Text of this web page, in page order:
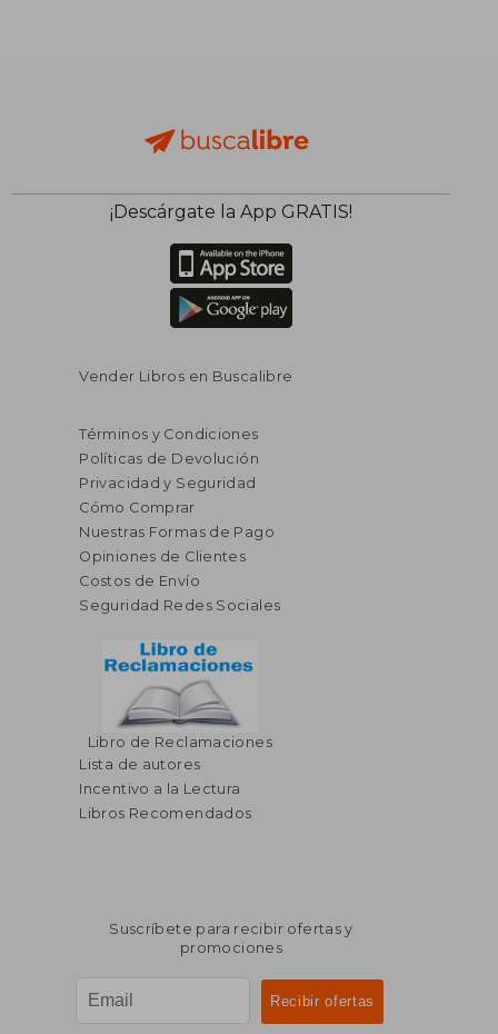
¡Descárgate la App GRATIS!
Vender Libros en Buscalibre
Términos y Condiciones
Políticas de Devolución
Privacidad y Seguridad
Cómo Comprar
Nuestras Formas de Pago
Opiniones de Clientes
Costos de Envío
Seguridad Redes Sociales
Libro de Reclamaciones
Lista de autores
Incentivo a la Lectura
Libros Recomendados
Suscríbete para recibir ofertas y
promociones